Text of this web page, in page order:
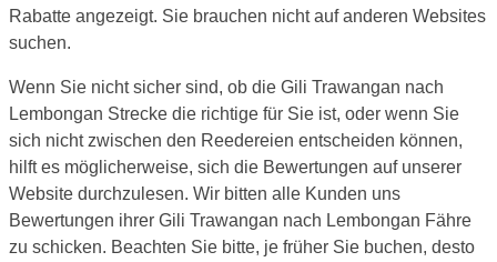
Rabatte angezeigt. Sie brauchen nicht auf anderen Websites
suchen.
Wenn Sie nicht sicher sind, ob die Gili Trawangan nach
Lembongan Strecke die richtige für Sie ist, oder wenn Sie
sich nicht zwischen den Reedereien entscheiden können,
hilft es möglicherweise, sich die Bewertungen auf unserer
Website durchzulesen. Wir bitten alle Kunden uns
Bewertungen ihrer Gili Trawangan nach Lembongan Fähre
zu schicken. Beachten Sie bitte, je früher Sie buchen, desto